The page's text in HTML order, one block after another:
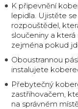
K připevnění
lepidla. Ujistěte
rozpouštědel,
sloučeniny a
zejména pokud
Oboustrannou
instalujete
Přebytečný
zastřihovačem,
na správném